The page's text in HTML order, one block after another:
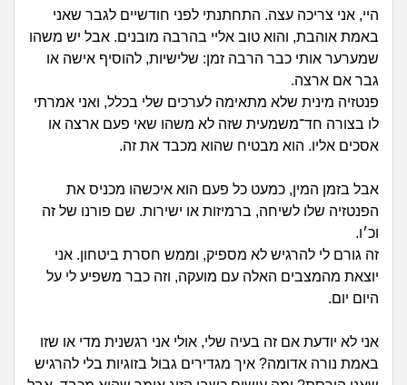
מה קורה כאן?
מדורים
היריון ולידה
הורות ומשפחה
מהבקו"ם... ועד מתי?!
הרשמה | התחברות
היי, אני צריכה עצה. התחתנתי לפני חודשיים לגבר שאני
באמת אוהבת, והוא טוב אליי בהרבה מובנים. אבל יש משהו
שמערער אותי כבר הרבה זמן: שלישיות, להוסיף אישה או
גבר אם ארצה.
פנטזיה מינית שלא מתאימה לערכים שלי בכלל, ואני אמרתי
לו בצורה חד־משמעית שזה לא משהו שאי פעם ארצה או
אסכים אליו. הוא מבטיח שהוא מכבד את זה.
אבל בזמן המין, כמעט כל פעם הוא איכשהו מכניס את
הפנטזיה שלו לשיחה, ברמיזות או ישירות. שם פורנו של זה
וכ׳ו.
זה גורם לי להרגיש לא מספיק, וממש חסרת ביטחון. אני
יוצאת מהמצבים האלה עם מועקה, וזה כבר משפיע לי על
היום יום.
אני לא יודעת אם זה בעיה שלי, אולי אני רגשנית מדי או שזו
באמת נורה אדומה? איך מגדירים גבול בזוגיות בלי להרגיש